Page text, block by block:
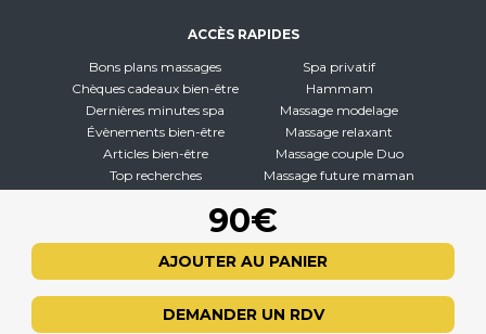
90€
AJOUTER AU PANIER
DEMANDER UN RDV
ACCÈS RAPIDES
Bons plans massages
Chèques cadeaux bien-être
Dernières minutes spa
Évènements bien-être
Articles bien-être
Top recherches
Spa privatif
Hammam
Massage modelage
Massage relaxant
Massage couple Duo
Massage future maman
À PROPOS
CGV - CGU